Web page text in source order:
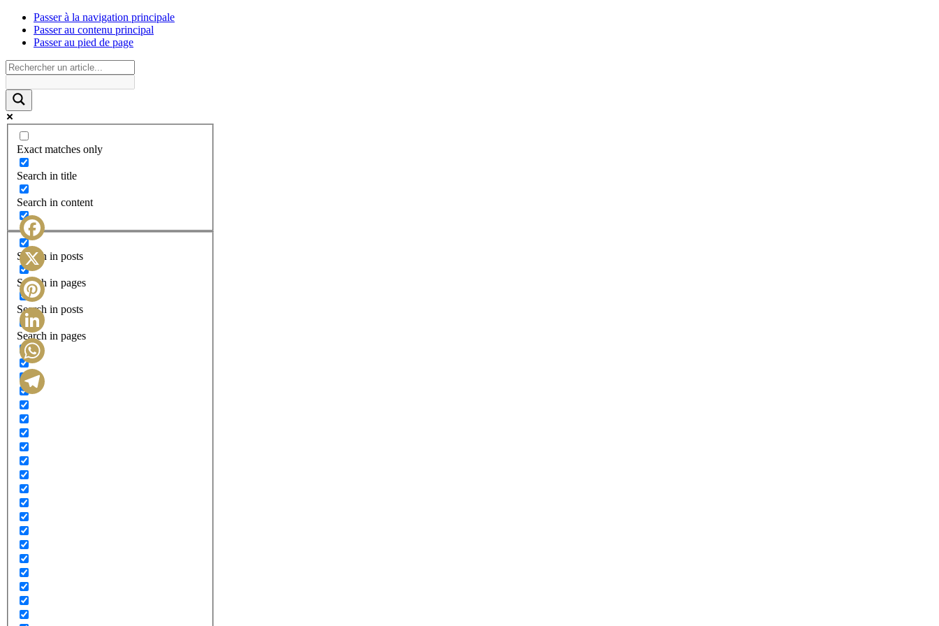
Passer à la navigation principale
Passer au contenu principal
Passer au pied de page
Exact matches only
Search in title
Search in content
Search in posts
Search in pages
Search in posts
Search in pages
Facebook
X
Pinterest
LinkedIn
WhatsApp
Telegram